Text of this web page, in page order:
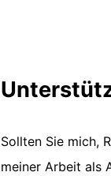
Sollten Sie mich,
meiner Arbeit als